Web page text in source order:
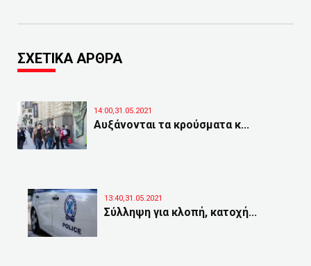
ΣΧΕΤΙΚΑ ΑΡΘΡΑ
14:00,31.05.2021
Αυξάνονται τα κρούσματα κ...
13:40,31.05.2021
Σύλληψη για κλοπή, κατοχή...